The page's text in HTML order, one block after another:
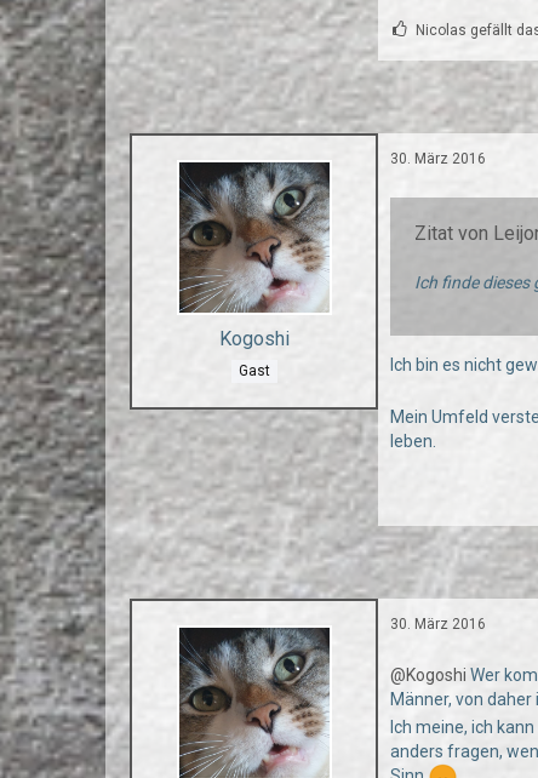
Nicolas gefällt
Kogoshi
Gast
30. März 2016
Zitat von
Ich finde dieses
Ich bin es nicht
Mein Umfeld
leben.
30. März 2016
@Kogoshi Wer
Männer, von daher
Ich meine, ich
anders fragen,